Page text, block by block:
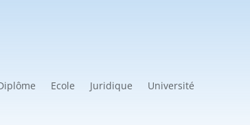
Ecole Juridique Université